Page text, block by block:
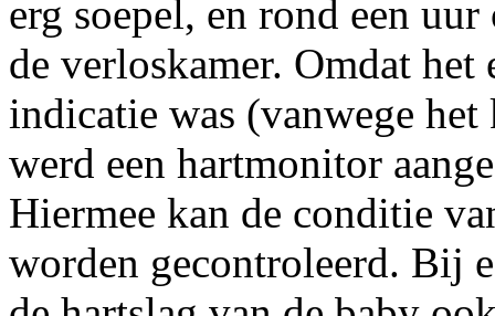
erg soepel, en rond een
de verloskamer. Omdat
indicatie was (vanwege
werd een hartmonitor
Hiermee kan de conditie
worden gecontroleerd. Bij